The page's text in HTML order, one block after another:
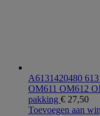
A6131420480
OM611 OM612
pakking € 27,50
Toevoegen aan